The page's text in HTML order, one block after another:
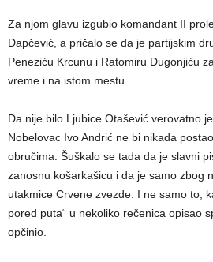
Za njom glavu izgubio komandant II
Dapčević, a pričalo se da je partijskim
Peneziću Krcunu i Ratomiru Dugonjiću
vreme i na istom mestu.
Da nije bilo Ljubice Otašević verovatno
Nobelovac Ivo Andrić ne bi nikada
obručima. Šuškalo se tada da je slavni
zanosnu košarkašicu i da je samo zbog
utakmice Crvene zvezde. I ne samo to,
pored puta“ u nekoliko rečenica opisao
opčinio.